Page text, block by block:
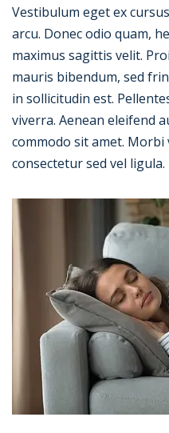
Vestibulum eget ex
arcu. Donec odio quam,
maximus sagittis velit.
mauris bibendum, sed
in sollicitudin est.
viverra. Aenean eleifend
commodo sit amet.
consectetur sed vel ligula.